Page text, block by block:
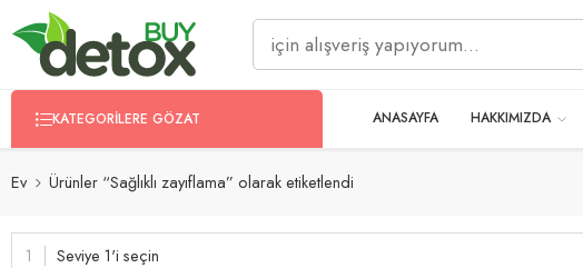
KATEGORILERE GÖZAT ANASAYFA HAKKIMIZDA
Ev Ürünler “Sağlıklı zayıflama” olarak etiketlendi
Seviye 1'i seçin